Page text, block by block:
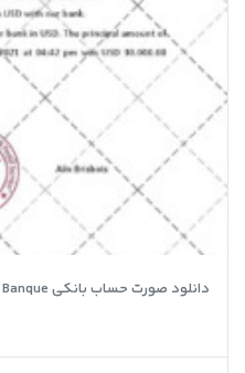
دانلود صورت حساب بانکی La Banque فرانسه